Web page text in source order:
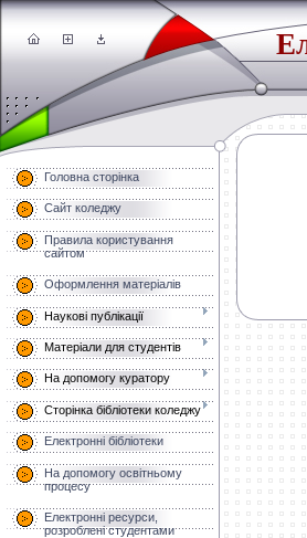
Головна сторінка
Сайт коледжу
Правила користування
сайтом
Оформлення матеріалів
Наукові публікації
Матеріали для студентів
На допомогу куратору
Сторінка бібліотеки коледжу
Електронні бібліотеки
На допомогу освітньому
процесу
Електронні ресурси,
розроблені студентами